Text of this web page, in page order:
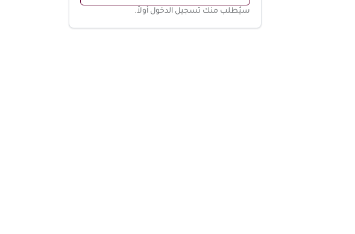
سيُطلب منك تسجيل الدخول أولاً.